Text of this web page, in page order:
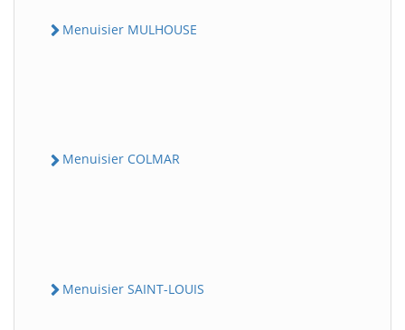
Menuisier MULHOUSE
Menuisier COLMAR
Menuisier SAINT-LOUIS